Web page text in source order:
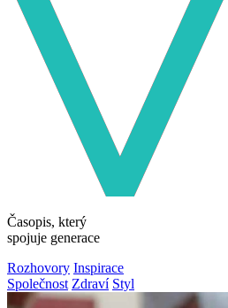
Časopis, který
spojuje generace
Rozhovory Inspirace
Společnost Zdraví Styl